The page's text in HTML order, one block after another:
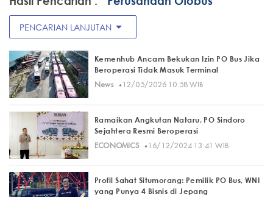
PENCARIAN LANJUTAN arrow_drop_down
Kemenhub Ancam Bekukan Izin PO Bus Jika
Beroperasi Tidak Masuk Terminal
News· 12/05/2026 10:58 WIB
Ramaikan Angkutan Nataru, PO Sindoro
Sejahtera Resmi Beroperasi
ECONOMICS· 16/12/2024 13:41 WIB
Profil Sahat Situmorang: Pemilik PO Bus, WNI
yang Punya 4 Bisnis di Jepang